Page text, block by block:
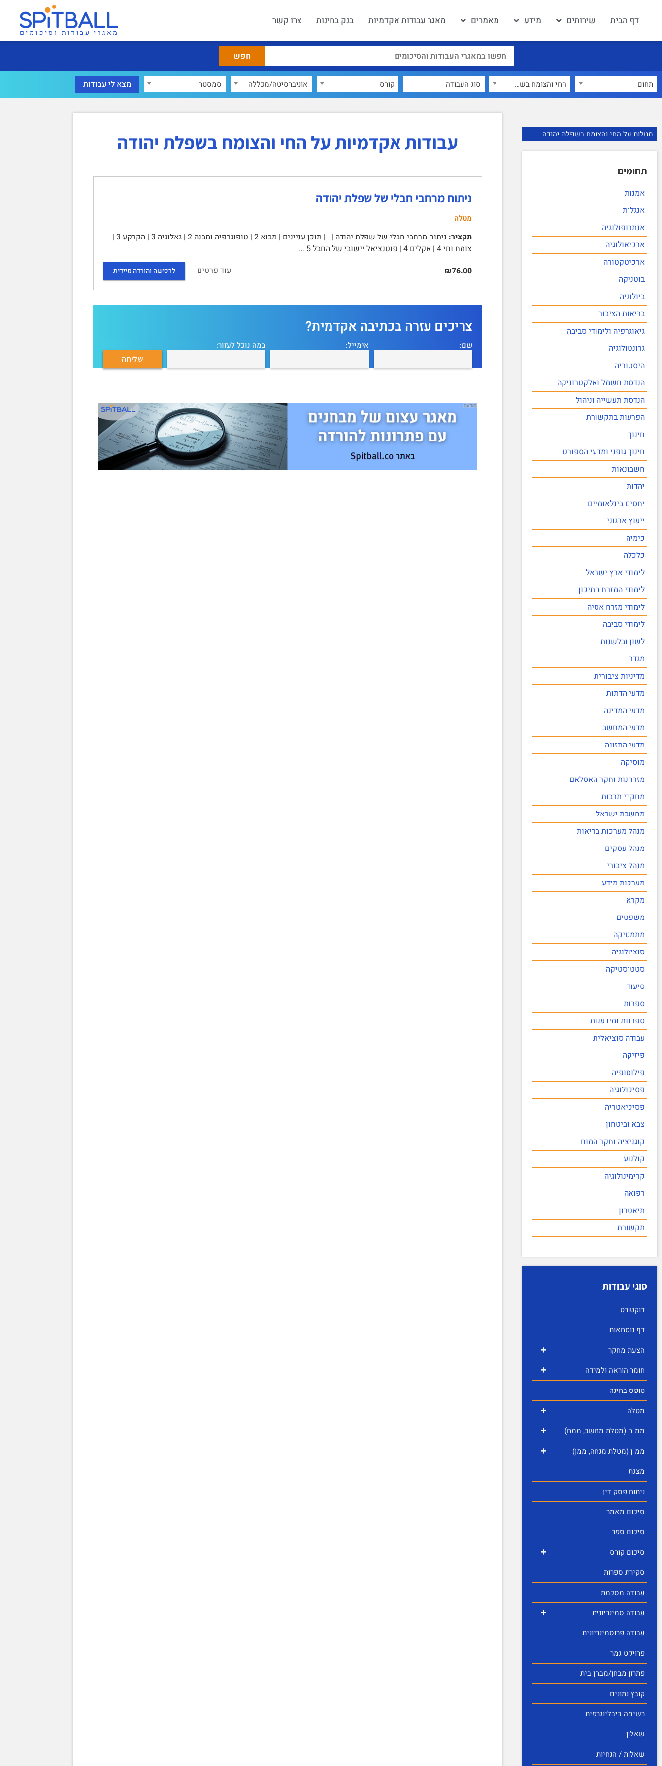
דף הבית שירותים מידע מאמרים מאגר עבודות אקדמיות בנק בחינות צרו קשר
מאגרי עבודות וסיכומים
תחום החי והצומח בשפלת יהודה קורס אוניברסיטה/מכללה סמסטר
מטלות על החי והצומח בשפלת יהודה
תחומים
אמנות
אנגלית
אנתרופולוגיה
ארכיאולוגיה
ארכיטקטורה
בוטניקה
ביולוגיה
בריאות הציבור
גיאוגרפיה ולימודי סביבה
גרונטולוגיה
היסטוריה
הנדסת חשמל ואלקטרוניקה
הנדסת תעשייה וניהול
הפרעות בתקשורת
חינוך
חינוך גופני ומדעי הספורט
חשבונאות
יהדות
יחסים בינלאומיים
ייעוץ ארגוני
כימיה
כלכלה
לימודי ארץ ישראל
לימודי המזרח התיכון
לימודי מזרח אסיה
לימודי סביבה
לשון ובלשנות
מגדר
מדיניות ציבורית
מדעי הדתות
מדעי המדינה
מדעי המחשב
מדעי התזונה
מוסיקה
מזרחנות וחקר האסלאם
מחקרי תרבות
מחשבת ישראל
מנהל מערכות בריאות
מנהל עסקים
מנהל ציבורי
מערכות מידע
מקרא
משפטים
מתמטיקה
סוציולוגיה
סטטיסטיקה
סיעוד
ספרות
ספרנות ומידענות
עבודה סוציאלית
פיזיקה
פילוסופיה
פסיכולוגיה
פסיכיאטריה
צבא וביטחון
קוגניציה וחקר המוח
קולנוע
קרימינולוגיה
רפואה
תיאטרון
תקשורת
סוגי עבודות
דוקטורט
דף נוסחאות
+ הצעת מחקר
+
חומר הוראה ולמידה
טופס בחינה
+ מטלה
+ ממ"ח (מטלת מחשב, ממח)
+
ממ"ן (מטלת מנחה, ממן)
מצגת
ניתוח פסק דין
סיכום מאמר
סיכום ספר
+
סיכום קורס
סקירת ספרות
עבודה מסכמת
+
עבודה סמינריונית
עבודה פרוסמינריונית
פרויקט גמר
פתרון מבחן/מבחן בית
קובץ נתונים
רשימה ביבליוגרפית
שאלון
שאלות / הנחיות
עבודות אקדמיות על החי והצומח בשפלת יהודה
ניתוח מרחבי חבלי של שפלת יהודה
מטלה
תקציר:
ניתוח מרחבי חבלי של שפלת יהודה | | תוכן עניינים | מבוא 2 | טופוגרפיה ומבנה 2 | גאלוגיה 3 | הקרקע 3 |
צומח וחי 4 | אקלים 4 | פוטנציאל יישובי של החבל 5 …
₪76.00
עוד פרטים לרכישה והורדה מיידית
צריכים עזרה בכתיבה אקדמית?
שם: אימייל: במה נוכל לעזור: